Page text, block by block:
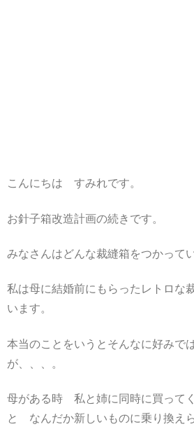
こんにちは すみれです。
お針子箱改造計画の続きです。
みなさんはどんな裁縫箱をつかって
私は母に結婚前にもらったレトロな
います。
本当のことをいうとそんなに好みで
が、、、。
母がある時 私と姉に同時に買って
と なんだか新しいものに乗り換えら